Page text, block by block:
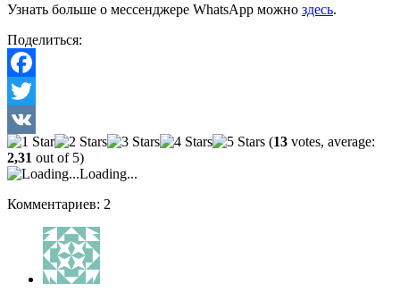
Узнать больше о мессенджере WhatsApp можно здесь.
Поделиться:
Facebook
Twitter
VK
(13 votes, average:
2,31 out of 5)
Loading...
Комментариев: 2